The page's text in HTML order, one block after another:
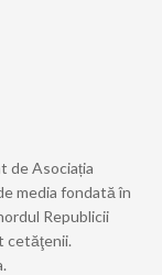
de Asociația
media fondată în
Republicii
cetăţenii.